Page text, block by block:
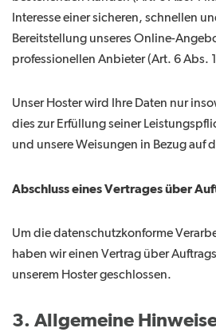
Interesse einer sicheren, schnellen
Bereitstellung unseres Online-
professionellen Anbieter (Art. 6 Abs.
Unser Hoster wird Ihre Daten nur
dies zur Erfüllung seiner
und unsere Weisungen in Bezug auf
Abschluss eines Vertrages über
Um die datenschutzkonforme
haben wir einen Vertrag über
unserem Hoster geschlossen.
3. Allgemeine